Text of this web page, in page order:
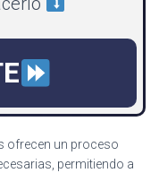
ofrecen un proceso
permitiendo a